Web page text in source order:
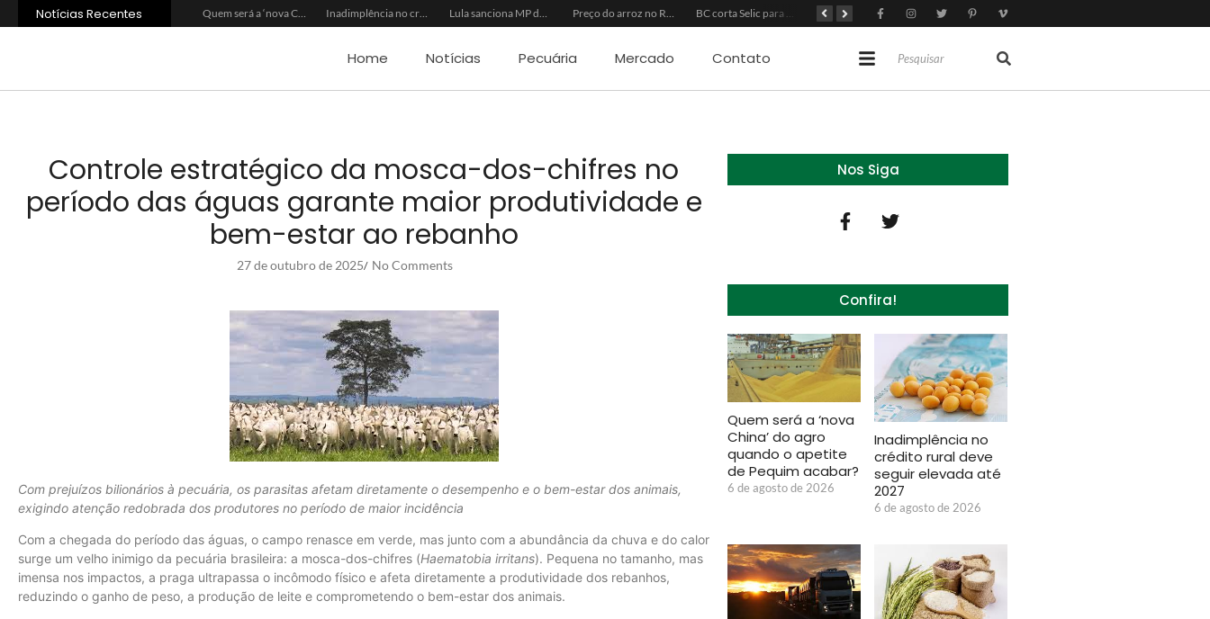
Notícias Recentes
Agroleite 2026 abre com anúncio do curso de Medicina Veterinária e R$ 215 milhões em investimentos Quem será a ‘nova China’ do agro quando o apetite de Pequim acabar? Inadimplência no crédito rural deve seguir elevada até 2027 Lula sanciona MP do Frete e agro teme alta dos custos logísticos Preço do arroz no RS sobe para o maior patamar em 14 meses BC corta Selic para 14% ao ano e deixa “porta aberta” para próxima reunião Brasil tem 2º maior juro real do mundo
Home Notícias Pecuária Mercado Contato
Controle estratégico da mosca-dos-chifres no
período das águas garante maior produtividade e
bem-estar ao rebanho
27 de outubro de 2025/ No Comments
Com prejuízos bilionários à pecuária, os parasitas afetam diretamente o desempenho e o bem-estar dos animais,
exigindo atenção redobrada dos produtores no período de maior incidência
Com a chegada do período das águas, o campo renasce em verde, mas junto com a abundância da chuva e do calor
surge um velho inimigo da pecuária brasileira: a mosca-dos-chifres (Haematobia irritans). Pequena no tamanho, mas
imensa nos impactos, a praga ultrapassa o incômodo físico e afeta diretamente a produtividade dos rebanhos,
reduzindo o ganho de peso, a produção de leite e comprometendo o bem-estar dos animais.
Nos Siga
Confira!
Quem será a ‘nova
China’ do agro
quando o apetite
de Pequim acabar?
6 de agosto de 2026
Inadimplência no
crédito rural deve
seguir elevada até
2027
6 de agosto de 2026